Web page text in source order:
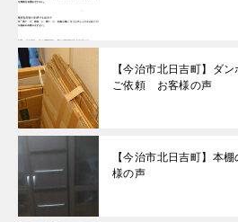
【今治市北日吉町】ダ
ご依頼 お客様の声
【今治市北日吉町】本
様の声